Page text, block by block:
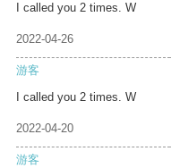
I called you 2 times. W
2022-04-26
游客
I called you 2 times. W
2022-04-20
游客